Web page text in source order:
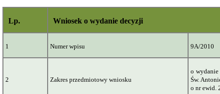
Lp. Wniosek o wydanie decyzji
1 Numer wpisu 9A/2010
2 Zakres przedmiotowy wniosku
o
Św.
o nrewid.